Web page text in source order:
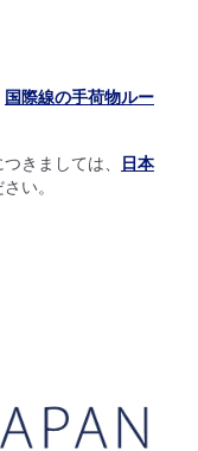
国際線の手荷物ルー
きましては、
日本
い。